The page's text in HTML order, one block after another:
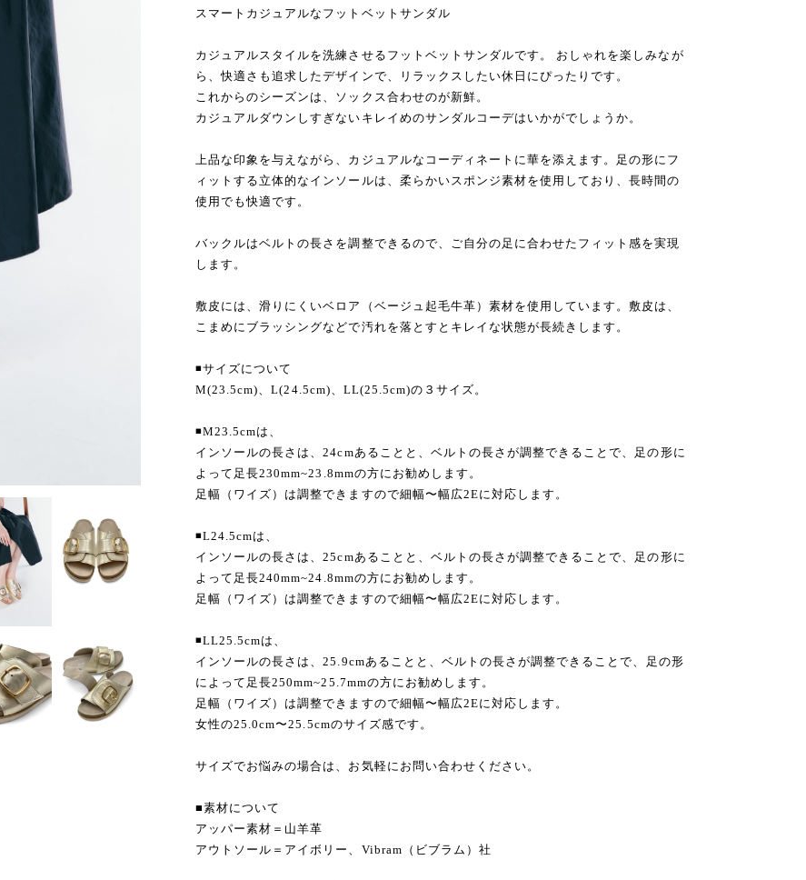
スマートカジュアルなフットベットサンダル
カジュアルスタイルを洗練させるフットベットサンダルです。 おしゃれを楽しみなが
ら、快適さも追求したデザインで、リラックスしたい休日にぴったりです。
これからのシーズンは、ソックス合わせのが新鮮。
カジュアルダウンしすぎないキレイめのサンダルコーデはいかがでしょうか。
上品な印象を与えながら、カジュアルなコーディネートに華を添えます。足の形にフ
ィットする立体的なインソールは、柔らかいスポンジ素材を使用しており、長時間の
使用でも快適です。
バックルはベルトの長さを調整できるので、ご自分の足に合わせたフィット感を実現
します。
敷皮には、滑りにくいベロア（ベージュ起毛牛革）素材を使用しています。敷皮は、
こまめにブラッシングなどで汚れを落とすとキレイな状態が長続きします。
◾️サイズについて
M(23.5cm)、L(24.5cm)、LL(25.5cm)の３サイズ。
◾️M23.5cmは、
インソールの長さは、24cmあることと、ベルトの長さが調整できることで、足の形に
よって足長230mm~23.8mmの方にお勧めします。
足幅（ワイズ）は調整できますので細幅〜幅広2Eに対応します。
◾️L24.5cmは、
インソールの長さは、25cmあることと、ベルトの長さが調整できることで、足の形に
よって足長240mm~24.8mmの方にお勧めします。
足幅（ワイズ）は調整できますので細幅〜幅広2Eに対応します。
◾️LL25.5cmは、
インソールの長さは、25.9cmあることと、ベルトの長さが調整できることで、足の形
によって足長250mm~25.7mmの方にお勧めします。
足幅（ワイズ）は調整できますので細幅〜幅広2Eに対応します。
女性の25.0cm〜25.5cmのサイズ感です。
サイズでお悩みの場合は、お気軽にお問い合わせください。
■素材について
アッパー素材＝山羊革
アウトソール＝アイボリー、Vibram（ビブラム）社